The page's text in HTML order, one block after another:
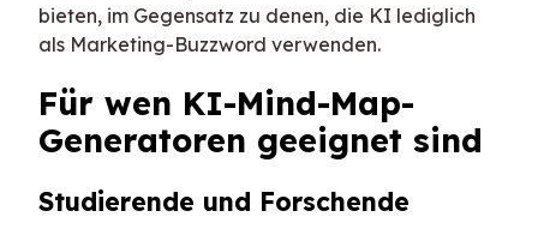
bieten, im Gegensatz zu denen, die KI lediglich
als Marketing-Buzzword verwenden.
Für wen KI-Mind-Map-
Generatoren geeignet sind
Studierende und Forschende